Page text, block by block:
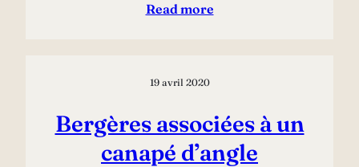
Read more
19 avril 2020
Bergères associées à un
canapé d’angle